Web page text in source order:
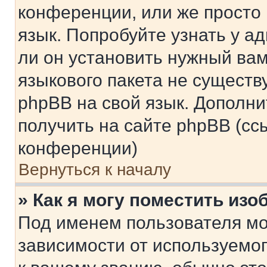
конференции, или же
язык. Попробуйте узнать у
ли он установить нужный
языкового пакета не
phpBB на свой язык.
получить на сайте phpBB
конференции)
Вернуться к началу
» Как я могу поместить
Под именем пользователя
зависимости от